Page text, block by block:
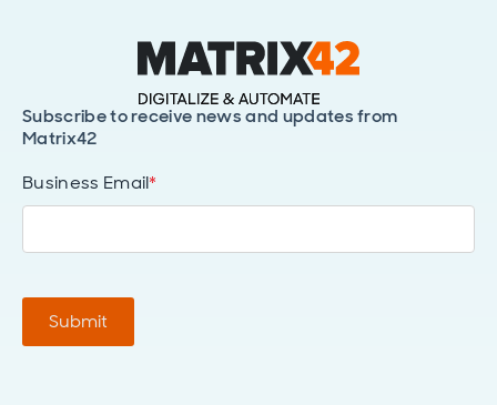
Subscribe to receive news and updates from
Matrix42
Business Email*
Submit